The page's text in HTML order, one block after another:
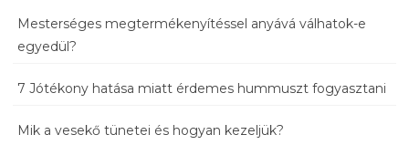
Mesterséges megtermékenyítéssel anyává válhatok-e
egyedül?
7 Jótékony hatása miatt érdemes hummuszt fogyasztani
Mik a vesekő tünetei és hogyan kezeljük?